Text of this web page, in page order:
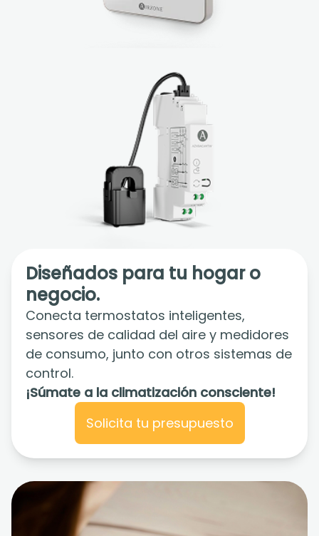
Diseñados para tu hogar o
negocio.
Conecta termostatos inteligentes,
sensores de calidad del aire y medidores
de consumo, junto con otros sistemas de
control.
¡Súmate a la climatización consciente!
Solicita tu presupuesto